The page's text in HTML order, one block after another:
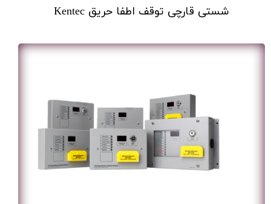
شستی قارچی توقف اطفا حریق Kentec